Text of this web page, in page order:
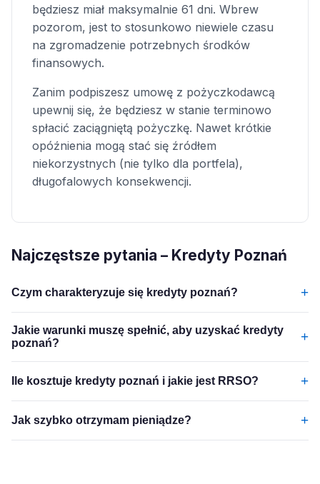
będziesz miał maksymalnie 61 dni. Wbrew
pozorom, jest to stosunkowo niewiele czasu
na zgromadzenie potrzebnych środków
finansowych.
Zanim podpiszesz umowę z pożyczkodawcą
upewnij się, że będziesz w stanie terminowo
spłacić zaciągniętą pożyczkę. Nawet krótkie
opóźnienia mogą stać się źródłem
niekorzystnych (nie tylko dla portfela),
długofalowych konsekwencji.
Najczęstsze pytania – Kredyty Poznań
Czym charakteryzuje się kredyty poznań? +
Jakie warunki muszę spełnić, aby uzyskać kredyty
poznań?
+
Ile kosztuje kredyty poznań i jakie jest RRSO? +
Jak szybko otrzymam pieniądze? +